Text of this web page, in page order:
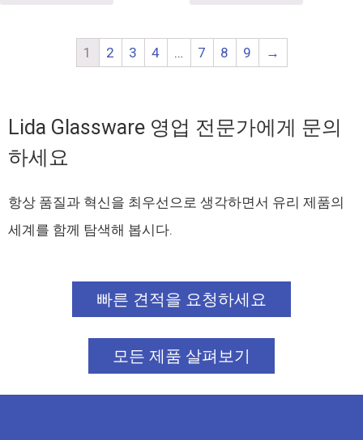
1 2 3 4 … 7 8 9 →
Lida Glassware 영업 전문가에게 문의
하세요
항상 품질과 혁신을 최우선으로 생각하면서 유리 제품의
세계를 함께 탐색해 봅시다.
빠른 견적을 요청하세요
모든 제품 살펴보기